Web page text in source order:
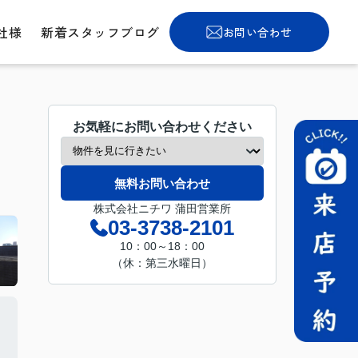
様 新着スタッフブログ お問い合わせ
お気軽にお問い合わせください
無料お問い合わせ
株式会社ニチワ 蒲田営業所
03-3738-2101
10：00～18：00
（休：第三水曜日）